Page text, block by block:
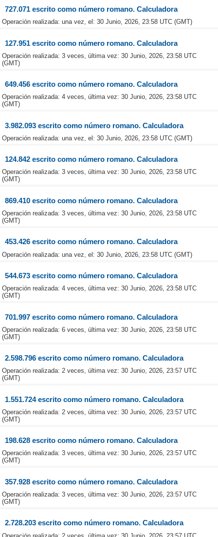
727.071 escrito como número romano. Calculadora
Operación realizada: una vez, el: 30 Junio, 2026, 23:58 UTC (GMT)
127.951 escrito como número romano. Calculadora
Operación realizada: 3 veces, última vez: 30 Junio, 2026, 23:58 UTC
(GMT)
649.456 escrito como número romano. Calculadora
Operación realizada: 4 veces, última vez: 30 Junio, 2026, 23:58 UTC
(GMT)
3.982.093 escrito como número romano. Calculadora
Operación realizada: una vez, el: 30 Junio, 2026, 23:58 UTC (GMT)
124.842 escrito como número romano. Calculadora
Operación realizada: 3 veces, última vez: 30 Junio, 2026, 23:58 UTC
(GMT)
869.410 escrito como número romano. Calculadora
Operación realizada: 3 veces, última vez: 30 Junio, 2026, 23:58 UTC
(GMT)
453.426 escrito como número romano. Calculadora
Operación realizada: una vez, el: 30 Junio, 2026, 23:58 UTC (GMT)
544.673 escrito como número romano. Calculadora
Operación realizada: 4 veces, última vez: 30 Junio, 2026, 23:58 UTC
(GMT)
701.997 escrito como número romano. Calculadora
Operación realizada: 6 veces, última vez: 30 Junio, 2026, 23:58 UTC
(GMT)
2.598.796 escrito como número romano. Calculadora
Operación realizada: 2 veces, última vez: 30 Junio, 2026, 23:57 UTC
(GMT)
1.551.724 escrito como número romano. Calculadora
Operación realizada: 2 veces, última vez: 30 Junio, 2026, 23:57 UTC
(GMT)
198.628 escrito como número romano. Calculadora
Operación realizada: 3 veces, última vez: 30 Junio, 2026, 23:57 UTC
(GMT)
357.928 escrito como número romano. Calculadora
Operación realizada: 3 veces, última vez: 30 Junio, 2026, 23:57 UTC
(GMT)
2.728.203 escrito como número romano. Calculadora